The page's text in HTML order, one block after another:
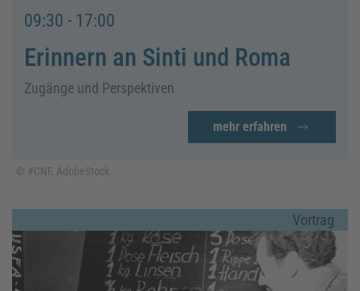
09:30 - 17:00
Erinnern an Sinti und Roma
Zugänge und Perspektiven
mehr erfahren
© #CNF, AdobeStock
Vortrag